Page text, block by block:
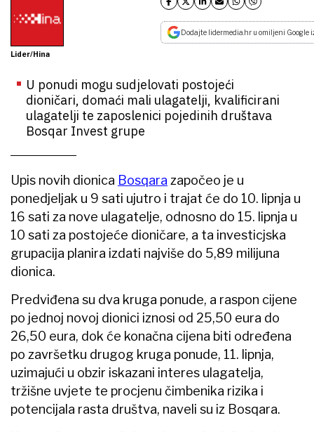
Lider/Hina
Dodajte lidermedia.hr u omiljeni Google
U ponudi mogu sudjelovati postojeći
dioničari, domaći mali ulagatelji, kvalificirani
ulagatelji te zaposlenici pojedinih društava
Bosqar Invest grupe
Upis novih dionica Bosqara započeo je u
ponedjeljak u 9 sati ujutro i trajat će do 10. lipnja u
16 sati za nove ulagatelje, odnosno do 15. lipnja u
10 sati za postojeće dioničare, a ta investicjska
grupacija planira izdati najviše do 5,89 milijuna
dionica.
Predviđena su dva kruga ponude, a raspon cijene
po jednoj novoj dionici iznosi od 25,50 eura do
26,50 eura, dok će konačna cijena biti određena
po završetku drugog kruga ponude, 11. lipnja,
uzimajući u obzir iskazani interes ulagatelja,
tržišne uvjete te procjenu čimbenika rizika i
potencijala rasta društva, naveli su iz Bosqara.